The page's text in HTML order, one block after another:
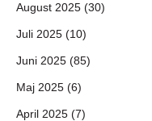
August 2025 (30)
Juli 2025 (10)
Juni 2025 (85)
Maj 2025 (6)
April 2025 (7)